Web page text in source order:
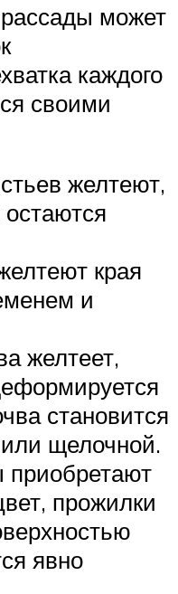
может
каждого
своими
желтеют,
края
и
желтеет,
становится
щелочной.
прожилки
явно